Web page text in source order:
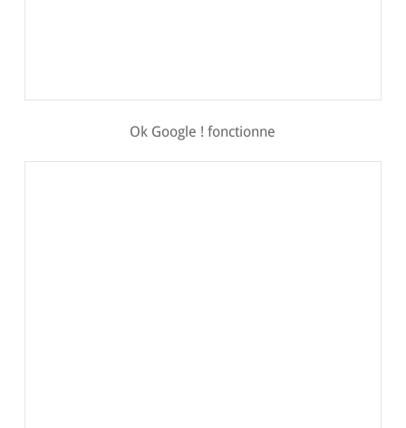
Ok Google ! fonctionne